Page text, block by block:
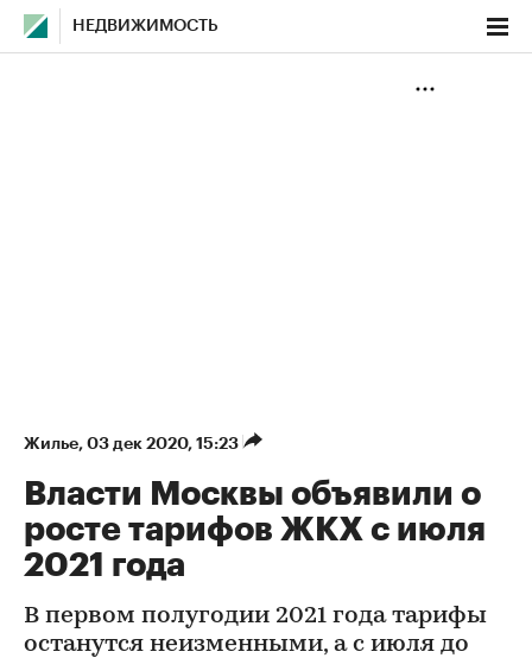
НЕДВИЖИМОСТЬ
Жилье⁠, 03 дек 2020, 15:23
Власти Москвы объявили о
росте тарифов ЖКХ с июля
2021 года
В первом полугодии 2021 года тарифы
останутся неизменными, а с июля до